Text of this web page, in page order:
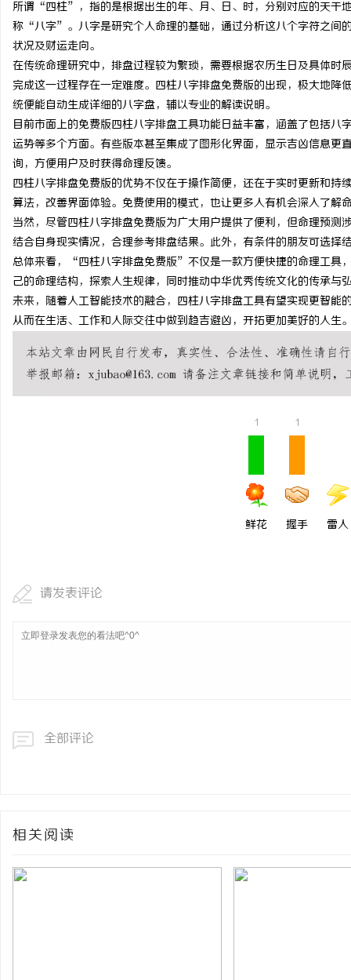
所谓“四柱”，指的是根据出生的年、月、日、时，分别对应的天干
称“八字”。八字是研究个人命理的基础，通过分析这八个字符之间
状况及财运走向。
在传统命理研究中，排盘过程较为繁琐，需要根据农历生日及具体
完成这一过程存在一定难度。四柱八字排盘免费版的出现，极大地
统便能自动生成详细的八字盘，辅以专业的解读说明。
目前市面上的免费版四柱八字排盘工具功能日益丰富，涵盖了包括
运势等多个方面。有些版本甚至集成了图形化界面，显示吉凶信息
询，方便用户及时获得命理反馈。
四柱八字排盘免费版的优势不仅在于操作简便，还在于实时更新和
算法，改善界面体验。免费使用的模式，也让更多人有机会深入了解
当然，尽管四柱八字排盘免费版为广大用户提供了便利，但命理预
结合自身现实情况，合理参考排盘结果。此外，有条件的朋友可选择
总体来看，“四柱八字排盘免费版”不仅是一款方便快捷的命理工具
己的命理结构，探索人生规律，同时推动中华优秀传统文化的传承与
未来，随着人工智能技术的融合，四柱八字排盘工具有望实现更智
从而在生活、工作和人际交往中做到趋吉避凶，开拓更加美好的人生
1
鲜花
1
握手 雷人
请发表评论
全部评论
相关阅读
开店最怕“搜不到”为什
ai却天天给他免费派单？